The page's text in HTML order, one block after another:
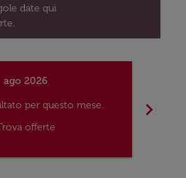
date qui
ago 2026
per questo mese.
offerte
chevron_right